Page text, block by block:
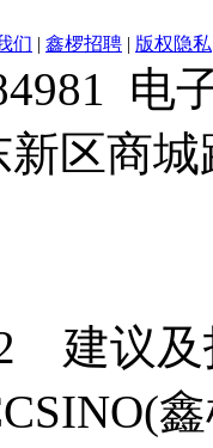
们 | 鑫椤招聘 | 版权隐私
电
区商
建议